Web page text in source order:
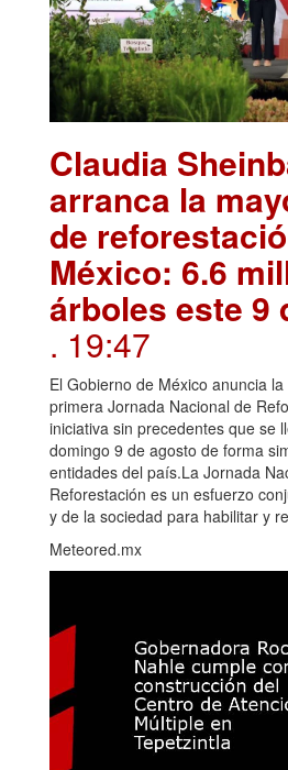
Claudia
arranca la
de
México: 6.6
árboles este 9
. 19:47
El Gobierno de México anuncia
primera Jornada Nacional de
iniciativa sin precedentes que se
domingo 9 de agosto de forma
entidades del país.La Jornada
Reforestación es un esfuerzo
y de la sociedad para habilitar y
Meteored.mx